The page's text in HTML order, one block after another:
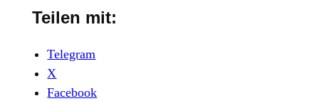
Teilen mit:
Telegram
X
Facebook